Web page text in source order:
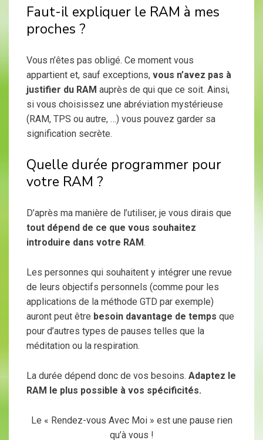
Faut-il expliquer le RAM à mes
proches ?
Vous n’êtes pas obligé. Ce moment vous
appartient et, sauf exceptions, vous n’avez pas à
justifier du RAM auprès de qui que ce soit. Ainsi,
si vous choisissez une abréviation mystérieuse
(RAM, TPS ou autre, …) vous pouvez garder sa
signification secrète.
Quelle durée programmer pour
votre RAM ?
D’après ma manière de l’utiliser, je vous dirais que
tout dépend de ce que vous souhaitez
introduire dans votre RAM.
Les personnes qui souhaitent y intégrer une revue
de leurs objectifs personnels (comme pour les
applications de la méthode GTD par exemple)
auront peut être besoin davantage de temps que
pour d’autres types de pauses telles que la
méditation ou la respiration.
La durée dépend donc de vos besoins. Adaptez le
RAM le plus possible à vos spécificités.
Le « Rendez-vous Avec Moi » est une pause rien
qu’à vous !